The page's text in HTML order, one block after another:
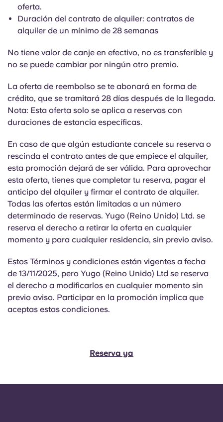
oferta.
Duración del contrato de alquiler: contratos de
alquiler de un mínimo de 28 semanas
No tiene valor de canje en efectivo, no es transferible y
no se puede cambiar por ningún otro premio.
La oferta de reembolso se te abonará en forma de
crédito, que se tramitará 28 días después de la llegada.
Nota: Esta oferta solo se aplica a reservas con
duraciones de estancia específicas.
En caso de que algún estudiante cancele su reserva o
rescinda el contrato antes de que empiece el alquiler,
esta promoción dejará de ser válida. Para aprovechar
esta oferta, tienes que completar tu reserva, pagar el
anticipo del alquiler y firmar el contrato de alquiler.
Todas las ofertas están limitadas a un número
determinado de reservas. Yugo (Reino Unido) Ltd. se
reserva el derecho a retirar la oferta en cualquier
momento y para cualquier residencia, sin previo aviso.
Estos Términos y condiciones están vigentes a fecha
de 13/11/2025, pero Yugo (Reino Unido) Ltd se reserva
el derecho a modificarlos en cualquier momento sin
previo aviso. Participar en la promoción implica que
aceptas estas condiciones.
Reserva ya